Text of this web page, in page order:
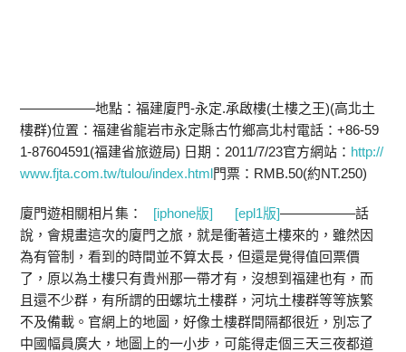
—————–地點：福建廈門-永定.承啟樓(土樓之王)(高北土
樓群)位置：福建省龍岩市永定縣古竹鄉高北村電話：+86-59
1-87604591(福建省旅遊局) 日期：2011/7/23官方網站： http://
www.fjta.com.tw/tulou/index.html門票：RMB.50(約NT.250)
廈門遊相關相片集： [iphone版] [epl1版]—————–話
說，會規畫這次的廈門之旅，就是衝著這土樓來的，雖然因
為有管制，看到的時間並不算太長，但還是覺得值回票價
了，原以為土樓只有貴州那一帶才有，沒想到福建也有，而
且還不少群，有所謂的田螺坑土樓群，河坑土樓群等等族繁
不及備載。官網上的地圖，好像土樓群間隔都很近，別忘了
中國幅員廣大，地圖上的一小步，可能得走個三天三夜都道